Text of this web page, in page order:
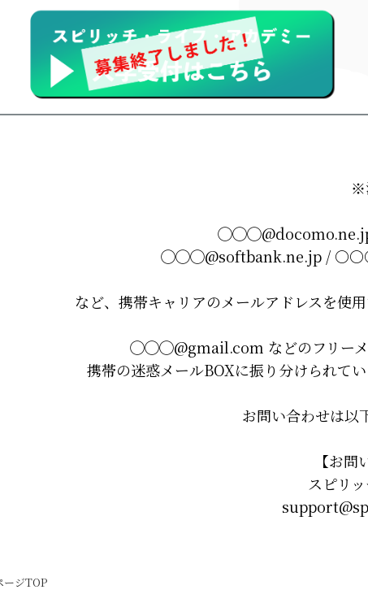
※
◯◯◯@softbank.ne.jp / 〇〇
など、携帯キャリアのメールアドレスを使
◯◯◯@gmail.com などのフリーメ
携帯の迷惑メールBOXに振り分けられて
お問い合わせは以
【お問
スピリ
ジTOP